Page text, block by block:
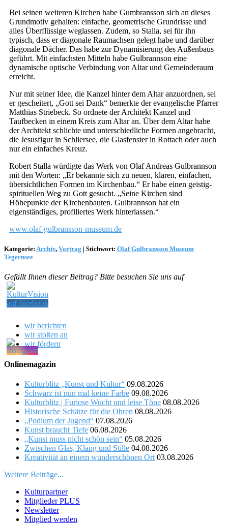
Bei seinen weiteren Kirchen habe Gumbransson sich an dieses
Grundmotiv gehalten: einfache, geometrische Grundrisse und
alles Überflüssige weglassen. Zudem, so Stalla, sei für ihn
typisch, dass er diagonale Raumachsen gelegt habe und darüber
diagonale Dächer. Das habe zur Dynamisierung des Außenbaus
geführt. Mit einfachsten Mitteln habe Gulbrannson eine
dynamische optische Verbindung von Altar und Gemeinderaum
erreicht.
Nur mit seiner Idee, die Kanzel hinter dem Altar anzuordnen, sei
er gescheitert, „Gott sei Dank“ bemerkte der evangelische Pfarrer
Matthias Striebeck. So ordnete der Architekt Kanzel und
Taufbecken in einem Kreis zum Altar an. Über dem Altar habe
der Architekt schlichte und unterschiedliche Formen angebracht,
die Jesusfigur in Schliersee, die Glasfenster in Rottach oder auch
nur ein einfaches Kreuz.
Robert Stalla würdigte das Werk von Olaf Andreas Gulbrannson
mit den Worten: „Er bekannte sich zu neuen, klaren, einfachen,
übersichtlichen Formen im Kirchenbau.“ Er habe einen geistig-
spirituellen Weg zu Gott gesucht. „Seine Kirchen sind
Höhepunkte der Kirchenbauten. Gulbrannson hat ein
eigenständiges, profiliertes Werk hinterlassen.“
www.olaf-gulbransson-museum.de
Kategorie: Archiv, Vortrag | Stichwort: Olaf Gulbransson Museum
Tegernsee
Gefällt Ihnen dieser Beitrag? Bitte besuchen Sie uns auf
wir berichten
wir stoßen an
wir fördern
Onlinemagazin
Kulturblitz „Kunst und Kultur“ 09.08.2026
Schwarz ist nun mal keine Farbe 09.08.2026
Kulturblitz | Furiose Wucht und leise Töne 08.08.2026
Historische Schätze für die Ohren 08.08.2026
„Podium der Jugend“ 07.08.2026
Kunst braucht Tiefe 06.08.2026
„Kunst muss nicht schön sein“ 05.08.2026
Zwischen Glas, Klang und Stille 04.08.2026
Kreativität an einem wunderschönen Ort 03.08.2026
Weitere Beiträge...
Kulturpartner
Mitglieder PLUS
Newsletter
Mitglied werden